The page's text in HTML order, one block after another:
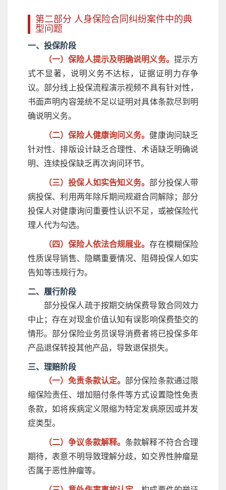
第二部分 人身保险合同纠纷案件中的典
型问题
一、投保阶段
（一）保险人提示及明确说明义务。 提示方
式不显著，说明义务不达标，证据证明力存争
议。部分线上投保流程演示视频不具有针对性，
书面声明内容笼统不足以证明对具体条款尽到明
确说明义务。
（二）保险人健康询问义务。健康询问缺乏
针对性、排版设计缺乏合理性、术语缺乏明确说
明、连续投保缺乏再次询问环节。
（三）投保人如实告知义务。部分投保人带
病投保、利用两年除斥期间规避合同解除；部分
投保人对健康询问重要性认识不足，或被保险代
理人代为勾选。
（四）保险人依法合规展业。存在模糊保险
性质误导销售、隐瞒重要情况、阻碍投保人如实
告知等违规行为。
二、履行阶段
部分投保人疏于按期交纳保费导致合同效力
中止；存在对现金价值认知有误影响保费垫交的
情形。部分保险业务员误导消费者将已投保多年
产品退保转投其他产品，导致退保损失。
三、理赔阶段
（一）免责条款认定。部分保险条款通过限
缩保险责任、增加赔付条件等方式设置隐性免责
条款，如将疾病定义限缩为特定发病原因或并发
症类型。
（二）争议条款解释。条款解释不符合合理
期待，表意不明导致理解分歧，如交界性肿瘤是
否属于恶性肿瘤等。